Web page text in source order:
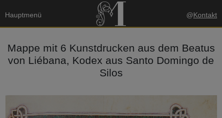
Hauptmenü @Kontakt
Mappe mit 6 Kunstdrucken aus dem Beatus
von Liébana, Kodex aus Santo Domingo de
Silos